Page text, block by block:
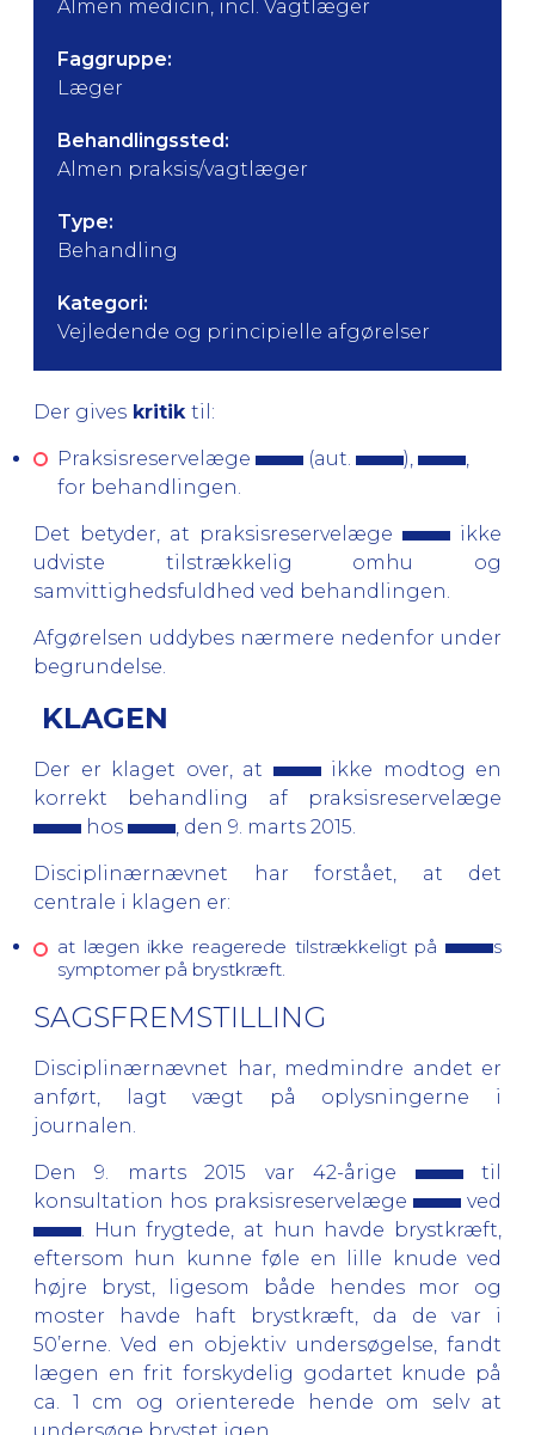
Almen medicin, incl. Vagtlæger
Faggruppe:
Læger
Behandlingssted:
Almen praksis/vagtlæger
Type:
Behandling
Kategori:
Vejledende og principielle afgørelser
Der gives kritik til:
Praksisreservelæge (aut. ),
for behandlingen.
Det betyder, at praksisreservelæge
ikke
udviste tilstrækkelig omhu og
samvittighedsfuldhed ved behandlingen.
Afgørelsen uddybes nærmere nedenfor under
begrundelse.
KLAGEN
Der er klaget over, at
ikke modtog en
korrekt behandling af praksisreservelæge
hos
, den 9. marts 2015.
Disciplinærnævnet har forstået, at det
centrale i klagen er:
at lægen ikke reagerede tilstrækkeligt på
s
symptomer på brystkræft.
SAGSFREMSTILLING
Disciplinærnævnet har, medmindre andet er
anført, lagt vægt på oplysningerne i
journalen.
Den 9. marts 2015 var 42-årige
til
konsultation hos praksisreservelæge
ved
. Hun frygtede, at hun havde brystkræft,
eftersom hun kunne føle en lille knude ved
højre bryst, ligesom både hendes mor og
moster havde haft brystkræft, da de var i
50’erne. Ved en objektiv undersøgelse, fandt
lægen en frit forskydelig godartet knude på
ca. 1 cm og orienterede hende om selv at
undersøge brystet igen.